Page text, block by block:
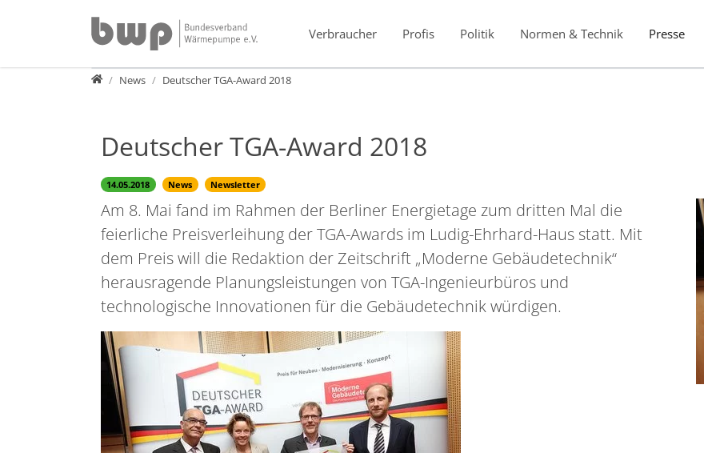
Verbraucher
Profis Politik Normen & Technik Presse
PresseNews Deutscher TGA-Award 2018
Deutscher TGA-Award 2018
14.05.2018 News Newsletter
Am 8. Mai fand im Rahmen der Berliner Energietage zum dritten Mal die
feierliche Preisverleihung der TGA-Awards im Ludig-Ehrhard-Haus statt. Mit
dem Preis will die Redaktion der Zeitschrift „Moderne Gebäudetechnik“
herausragende Planungsleistungen von TGA-Ingenieurbüros und
technologische Innovationen für die Gebäudetechnik würdigen.